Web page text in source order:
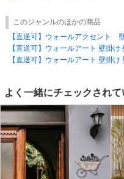
このジャンルのほかの商品
【直送可】ウォールアクセン
【直送可】ウォールアート 壁掛け
【直送可】ウォールアート 壁掛け
よく一緒にチェックされ